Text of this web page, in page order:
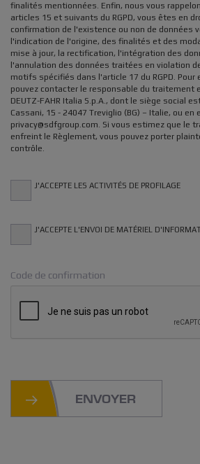
finalités mentionnées. Enfin, nous vous
articles 15 et suivants du RGPD, vous êtes en
confirmation de l'existence ou non de données
l'indication de l'origine, des finalités et des
mise à jour, la rectification, l'intégration des
l'annulation des données traitées en violation
motifs spécifiés dans l'article 17 du RGPD. Pour
pouvez contacter le responsable du traitement
DEUTZ-FAHR Italia S.p.A., dont le siège social
Cassani, 15 - 24047 Treviglio (BG) – Italie, ou en
privacy@sdfgroup.com. Si vous estimez que le
enfreint le Règlement, vous pouvez porter
contrôle.
J'ACCEPTE LES ACTIVITÉS DE PROFILAGE
J'ACCEPTE L'ENVOI DE MATÉRIEL
Code de confirmation
ENVOYER